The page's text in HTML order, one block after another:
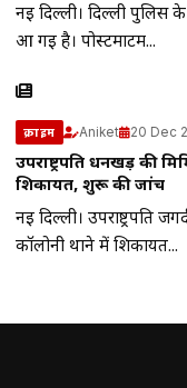
नई दिल्ली। दिल्ली पुलिस के
आ गई है। पोस्टमार्टम...
क्राइम Aniket 20 Dec
उपराष्ट्रपति धनखड़ की
शिकायत, शुरू की जांच
नई दिल्ली। उपराष्ट्रपति
कॉलोनी थाने में शिकायत...